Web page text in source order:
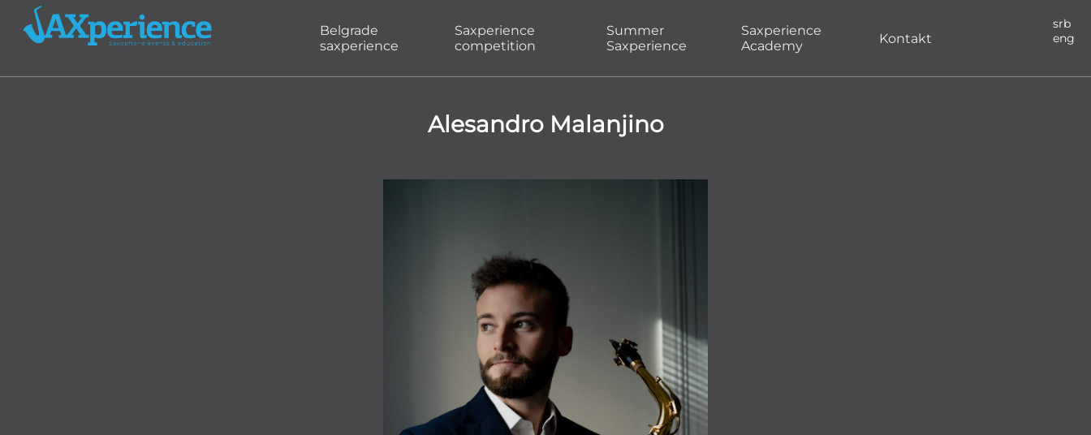
Belgrade
saxperience
Saxperience
competition
Summer
Saxperience
Saxperience
Academy
Kontakt
srb
eng
Alesandro Malanjino